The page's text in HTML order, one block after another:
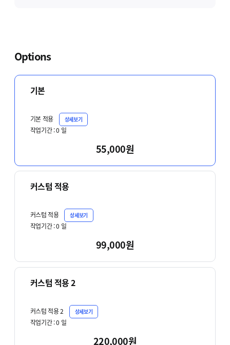
Options
기본
기본 적용 상세보기
작업기간 :0 일
55,000원
커스텀 적용
커스텀 적용 상세보기
작업기간 :0 일
99,000원
커스텀 적용 2
커스텀 적용 2 상세보기
작업기간 :0 일
220,000원